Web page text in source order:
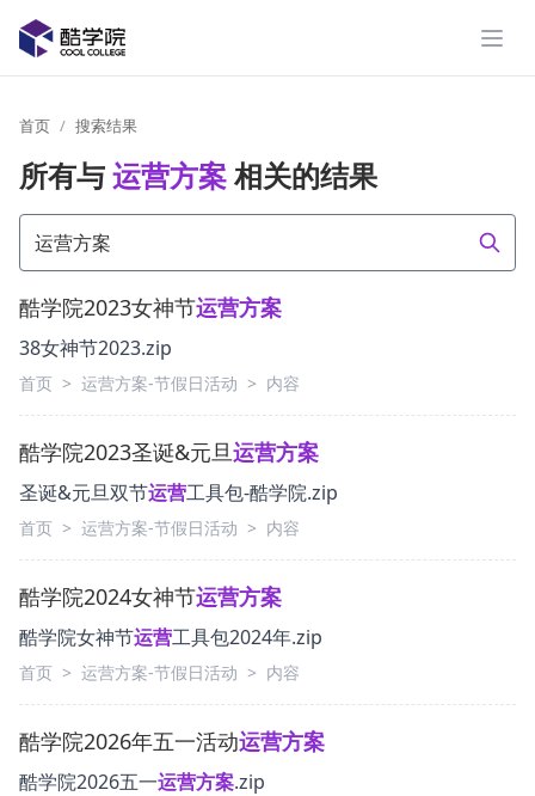
展开
首页 搜索结果
所有与运营方案相关的结果
酷学院2023女神节运营方案
38女神节2023.zip
首页 > 运营方案-节假日活动 > 内容
酷学院2023圣诞&元旦运营方案
圣诞&元旦双节运营工具包-酷学院.zip
首页 > 运营方案-节假日活动 > 内容
酷学院2024女神节运营方案
酷学院女神节运营工具包2024年.zip
首页 > 运营方案-节假日活动 > 内容
酷学院2026年五一活动运营方案
酷学院2026五一运营方案.zip